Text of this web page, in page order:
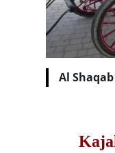
Al Shaqab